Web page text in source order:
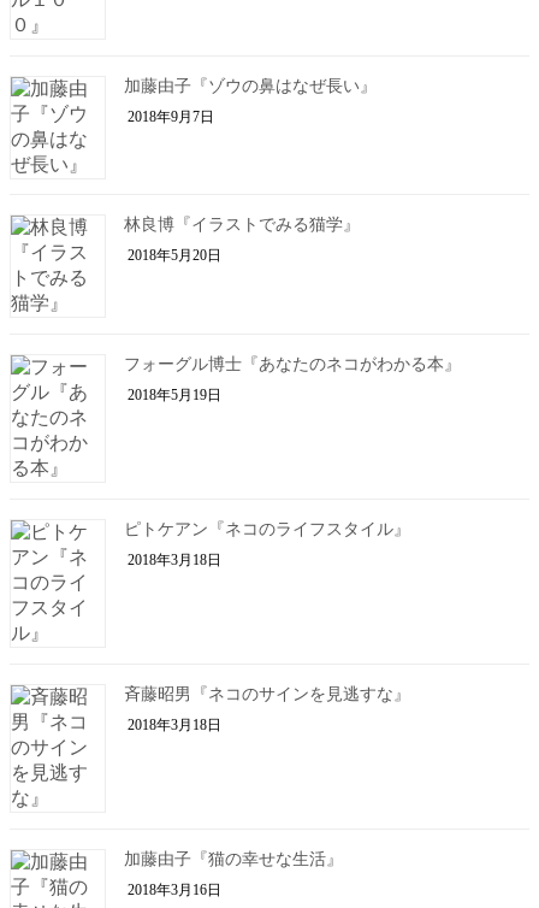
加藤由子『ゾウの鼻はなぜ長い』
2018年9月7日
林良博『イラストでみる猫学』
2018年5月20日
フォーグル博士『あなたのネコがわかる本』
2018年5月19日
ピトケアン『ネコのライフスタイル』
2018年3月18日
斉藤昭男『ネコのサインを見逃すな』
2018年3月18日
加藤由子『猫の幸せな生活』
2018年3月16日